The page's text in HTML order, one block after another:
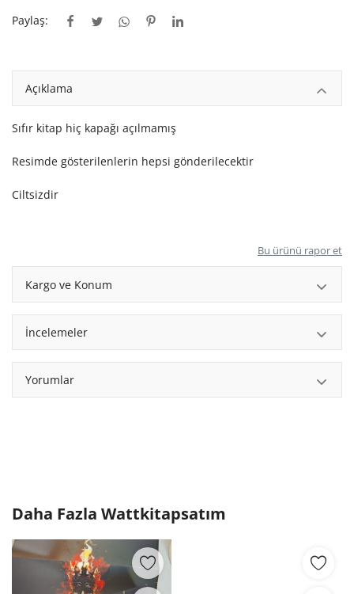
Mağazalar
İletişim
TRY (₺)
Paylaş:
Açıklama
Sıfır kitap hiç kapağı açılmamış
Resimde gösterilenlerin hepsi gönderilecektir
Ciltsizdir
Bu ürünü rapor et
Kargo ve Konum
İncelemeler
Yorumlar
Daha Fazla Wattkitapsatım